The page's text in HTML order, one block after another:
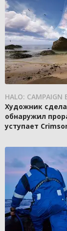
HALO: CAMPAIGN
Художник
обнаружил
уступает